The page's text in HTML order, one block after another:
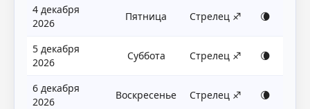
4 декабря
2026
Пятница Стрелец ♐ 🌘
5 декабря
2026
Суббота Стрелец ♐ 🌘
6 декабря
2026
Воскресенье Стрелец ♐ 🌘